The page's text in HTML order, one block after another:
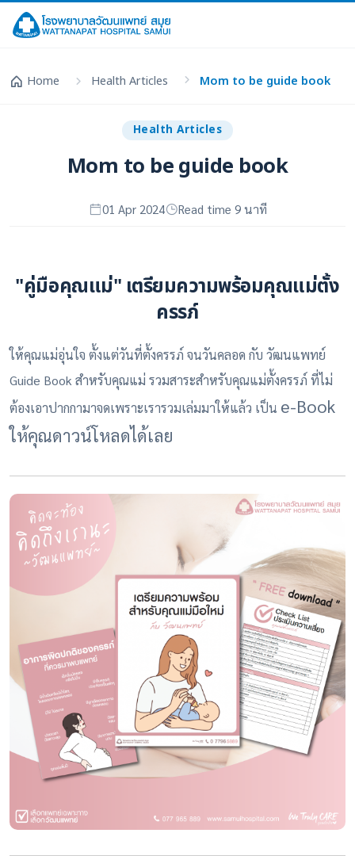
Home Health Articles Mom to be guide book
Health Articles
Mom to be guide book
01 Apr 2024 Read time 9 นาที
"คู่มือคุณแม่" เตรียมความพร้อมคุณแม่ตั้ง
ครรภ์
ให้คุณแม่อุ่นใจ ตั้งแต่วันที่ตั้งครรภ์ จนวันคลอด กับ วัฒนแพทย์
Guide Book สำหรับคุณแม่ รวมสาระสำหรับคุณแม่ตั้งครรภ์ ที่ไม่
ต้องเอาปากกามาจดเพราะเรารวมเล่มมาให้แล้ว เป็น e-Book
ให้คุณดาวน์โหลดได้เลย